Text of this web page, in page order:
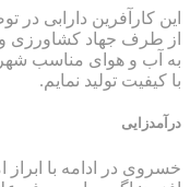
این کارآفرین دارابی در
از طرف جهاد کشاورزی و
به آب و هوای مناسب
با کیفیت تولید نمایم.
درآمدزایی
خسروی در ادامه با ابراز